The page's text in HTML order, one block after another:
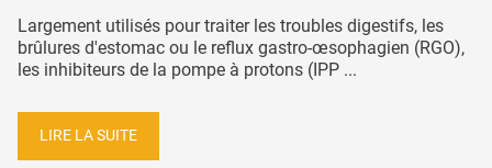
Largement utilisés pour traiter les troubles digestifs, les
brûlures d'estomac ou le reflux gastro-œsophagien (RGO),
les inhibiteurs de la pompe à protons (IPP ...
LIRE LA SUITE